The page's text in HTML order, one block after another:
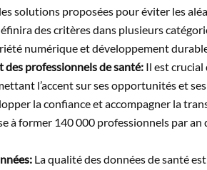
solutions proposées pour éviter les
des critères dans plusieurs
numérique et développement
professionnels de santé: Il est crucial
l’accent sur ses opportunités et
la confiance et accompagner la
à former 140 000 professionnels par an
La qualité des données de santé